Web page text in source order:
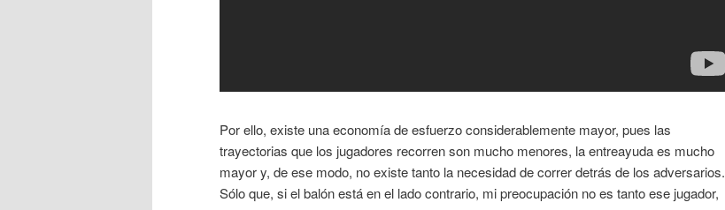
Por ello, existe una economía de esfuerzo considerablemente mayor, pues las
trayectorias que los jugadores recorren son mucho menores, la entreayuda es mucho
mayor y, de ese modo, no existe tanto la necesidad de correr detrás de los adversarios.
Sólo que, si el balón está en el lado contrario, mi preocupación no es tanto ese jugador,